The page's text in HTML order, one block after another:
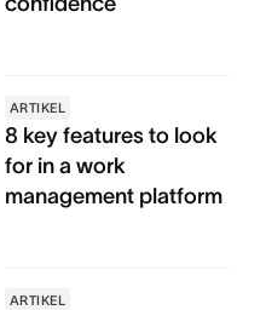
ARTIKEL
8 key features to look
for in a work
management platform
ARTIKEL